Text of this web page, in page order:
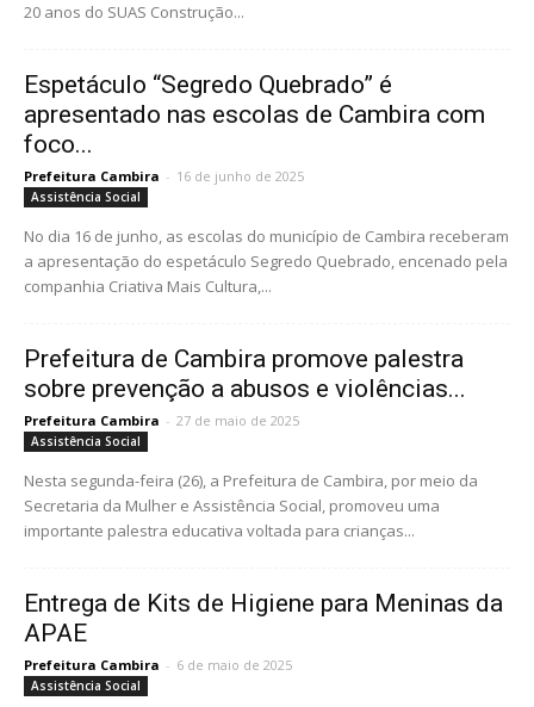
20 anos do SUAS Construção...
Espetáculo “Segredo Quebrado” é
apresentado nas escolas de Cambira com
foco...
Prefeitura Cambira - 16 de junho de 2025
Assistência Social
No dia 16 de junho, as escolas do município de Cambira receberam
a apresentação do espetáculo Segredo Quebrado, encenado pela
companhia Criativa Mais Cultura,...
Prefeitura de Cambira promove palestra
sobre prevenção a abusos e violências...
Prefeitura Cambira - 27 de maio de 2025
Assistência Social
Nesta segunda-feira (26), a Prefeitura de Cambira, por meio da
Secretaria da Mulher e Assistência Social, promoveu uma
importante palestra educativa voltada para crianças...
Entrega de Kits de Higiene para Meninas da
APAE
Prefeitura Cambira - 6 de maio de 2025
Assistência Social